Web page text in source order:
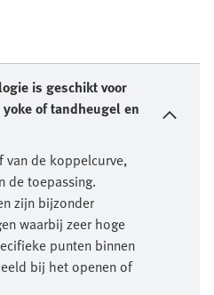
is geschikt voor
of tandheugel en
van de koppelcurve,
de toepassing.
zijn bijzonder
waarbij zeer hoge
punten binnen
bij het openen of